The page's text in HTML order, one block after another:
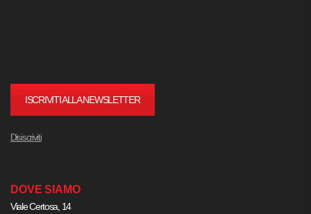
ISCRIVITI ALLA NEWSLETTER
Disiscriviti
DOVE SIAMO
Viale Certosa, 14